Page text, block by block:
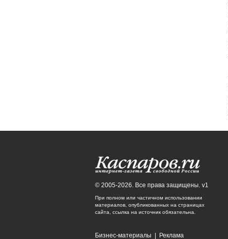
© 2005-2026. Все права защищены. v1
При полном или частичном использовании
материалов, опубликованных на страницах
сайта, ссылка на источник обязательна.
Бизнес-материалы Реклама